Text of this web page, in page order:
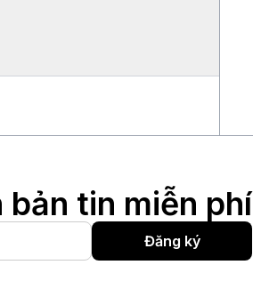
tin miễn phí
Đăng ký